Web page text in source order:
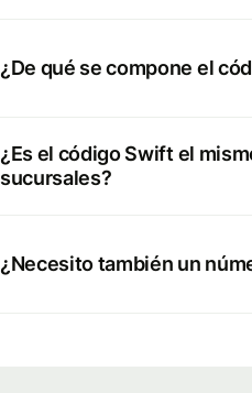
¿De qué se compone el
¿Es el código Swift el
sucursales?
¿Necesito también un